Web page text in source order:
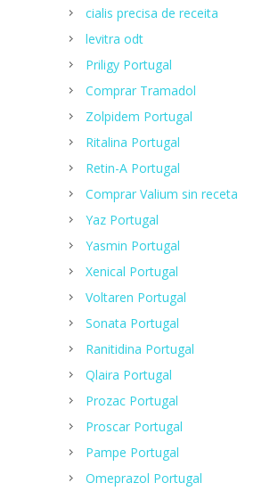
cialis precisa de receita
levitra odt
Priligy Portugal
Сomprar Tramadol
Zolpidem Portugal
Ritalina Portugal
Retin-A Portugal
Comprar Valium sin receta
Yaz Portugal
Yasmin Portugal
Xenical Portugal
Voltaren Portugal
Sonata Portugal
Ranitidina Portugal
Qlaira Portugal
Prozac Portugal
Proscar Portugal
Pampe Portugal
Omeprazol Portugal